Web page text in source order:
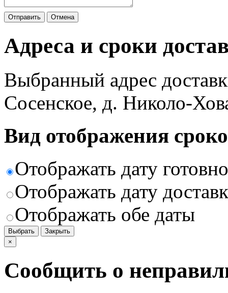
Отправить Отмена
Адреса и сроки
Выбранный адрес
Сосенское, д. Николо-
Вид отображения
Отображать дату
Отображать дату
Отображать обе даты
Выбрать
Закрыть
×
Сообщить о